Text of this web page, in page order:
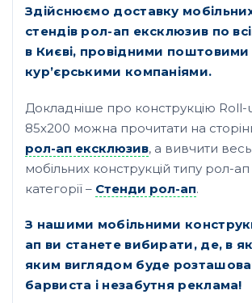
Здійснюємо доставку
стендів рол-ап ексклюзив по
в Києві, провідними поштовими
кур’єрськими компаніями.
Докладніше про конструкцію Roll-
85х200 можна прочитати на
рол-ап ексклюзив, а вивчити
мобільних конструкцій типу рол-
категорії – Стенди рол-ап.
З нашими мобільними
ап ви станете вибирати, де, в
яким виглядом буде
барвиста і незабутня реклама!